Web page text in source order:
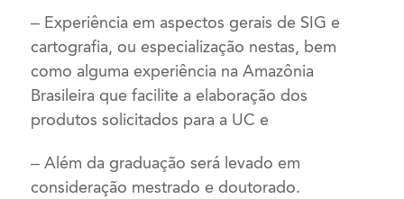
– Experiência em aspectos gerais de SIG e
cartografia, ou especialização nestas, bem
como alguma experiência na Amazônia
Brasileira que facilite a elaboração dos
produtos solicitados para a UC e
– Além da graduação será levado em
consideração mestrado e doutorado.